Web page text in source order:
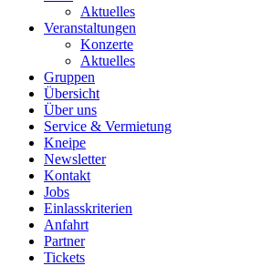
Aktuelles
Veranstaltungen
Konzerte
Aktuelles
Gruppen
Übersicht
Über uns
Service & Vermietung
Kneipe
Newsletter
Kontakt
Jobs
Einlasskriterien
Anfahrt
Partner
Tickets